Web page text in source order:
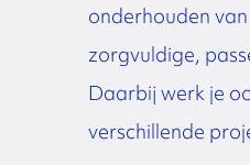
onderhouden
zorgvuldige,
Daarbij werk je
verschillende